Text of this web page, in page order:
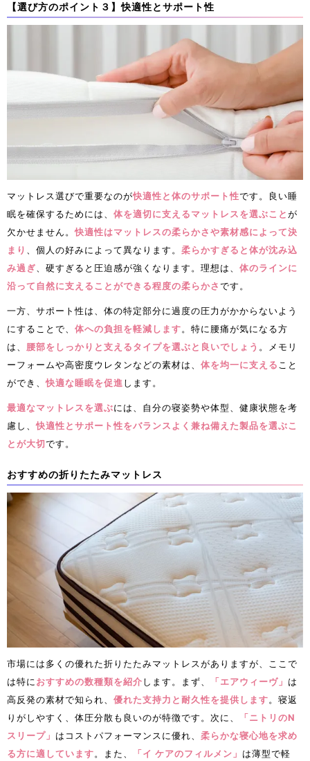
【選び方のポイント３】快適性とサポート性
マットレス選びで重要なのが快適性と体のサポート性です。良い睡
眠を確保するためには、 体を適切に支えるマットレスを選ぶことが
欠かせません。快適性はマットレスの柔らかさや素材感によって決
まり
、個人の好みによって異なります。 柔らかすぎると体が沈み込
み過ぎ 、硬すぎると圧迫感が強くなります。理想は、 体のラインに
沿って自然に支えることができる程度の柔らかさです。
一方、サポート性は、体の特定部分に過度の圧力がかからないよう
にすることで、 体への負担を軽減します。特に腰痛が気になる方
は、 腰部をしっかりと支えるタイプを選ぶと良いでしょう 。メモリ
ーフォームや高密度ウレタンなどの素材は、 体を均一に支える こと
ができ、快適な睡眠を促進します。
最適なマットレスを選ぶには、自分の寝姿勢や体型、健康状態を考
慮し、快適性とサポート性をバランスよく兼ね備えた製品を選ぶこ
とが大切です。
おすすめの折りたたみマットレス
市場には多くの優れた折りたたみマットレスがありますが、ここで
は特におすすめの数種類を紹介します。まず、 「エアウィーヴ」 は
高反発の素材で知られ、 優れた支持力と耐久性を提供します。寝返
りがしやすく、体圧分散も良いのが特徴です。次に、
「ニトリのN
スリープ」 はコストパフォーマンスに優れ、 柔らかな寝心地を求め
る方に適しています。また、 「イ ケアのフィルメン」 は薄型で軽